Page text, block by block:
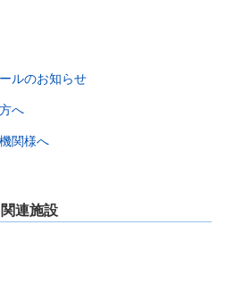
ルのお知らせ
へ
関様へ
関連施設